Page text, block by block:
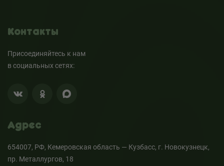
Контакты
Присоединяйтесь к нам
в социальных сетях:
Адрес
654007, РФ, Кемеровская область — Кузбасс, г. Новокузнецк,
пр. Металлургов, 18